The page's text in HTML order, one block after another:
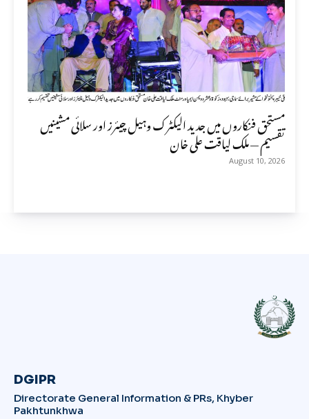
مستحق فنکاروں میں جدید الیکٹرک وہیل چیئرز اور سلائی مشینیں
تقسیم — ملک لیاقت علی خان
August 10, 2026
DGIPR
Directorate General Information & PRs, Khyber
Pakhtunkhwa